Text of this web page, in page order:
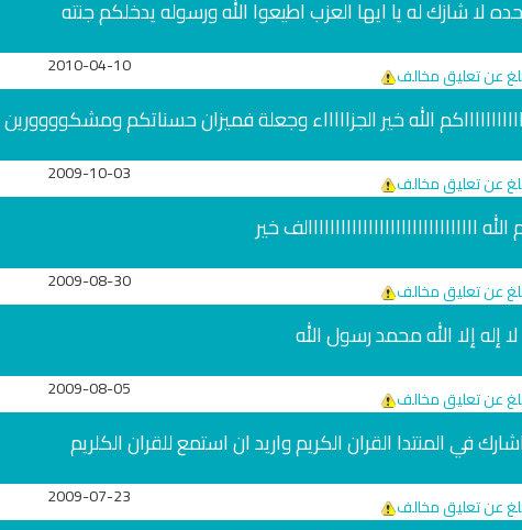
لا شازك له يا ايها العزب اطيعوا الله ورسوله يدخلكم جنته
عن تعليق مخالف 2010-04-10
الله خير الجزاااااء وجعلة فميزان حسناتكم
عن تعليق مخالف 2009-10-03
ااااااااااااااااااااااااااااااالف خير
عن تعليق مخالف 2009-08-30
لا إله إلا الله محمد رسول الله
عن تعليق مخالف 2009-08-05
في المنتدا القران الكريم واريد ان استمع للقران الكلريم
عن تعليق مخالف 2009-07-23
ادريس ابكر